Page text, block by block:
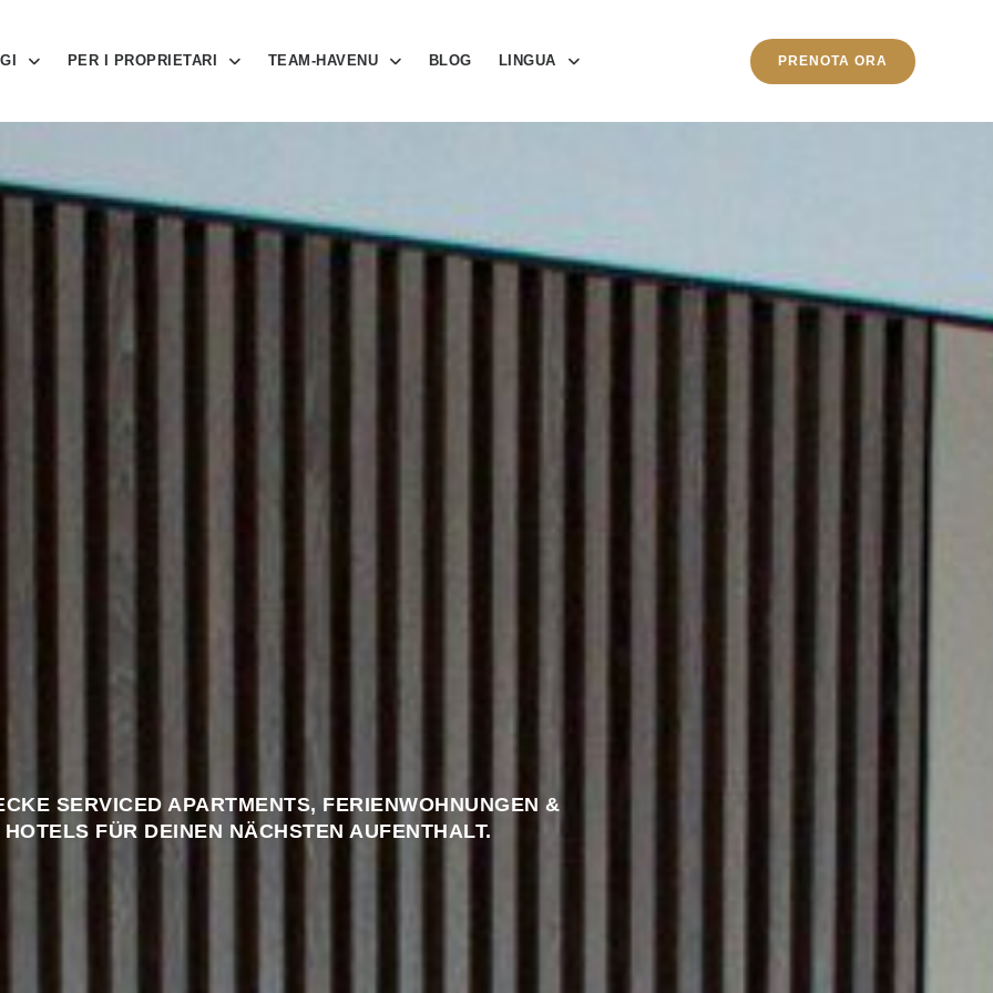
PER I PROPRIETARI TEAM-HAVENU BLOG LINGUA PRENOTA ORA
SERVICED APARTMENTS, FERIENWOHNUNGEN &
HOTELS FÜR DEINEN NÄCHSTEN AUFENTHALT.